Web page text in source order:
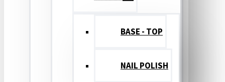
BASE - TOP
NAIL POLISH